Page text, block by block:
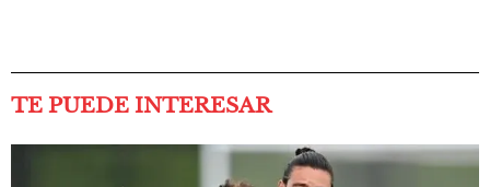
TE PUEDE INTERESAR